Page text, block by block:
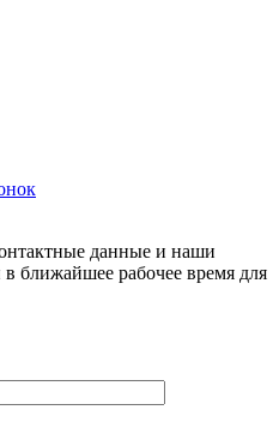
данные и наши
ближайшее рабочее время для